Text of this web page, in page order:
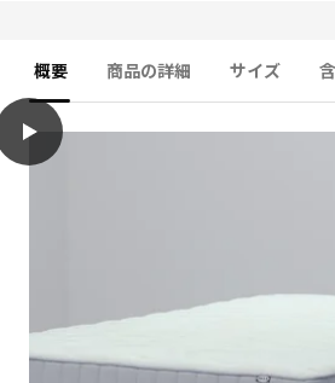
概要 商品の詳細 サイズ
play
LYNGÖR リンゴール すのこベッド マ